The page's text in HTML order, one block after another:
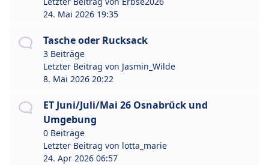
24. Mai 2026 19:35
Tasche oder Rucksack
3 Beiträge
Letzter Beitrag von Jasmin_Wilde
8. Mai 2026 20:22
ET Juni/Juli/Mai 26 Osnabrück und
Umgebung
0 Beiträge
Letzter Beitrag von lotta_marie
24. Apr 2026 06:57